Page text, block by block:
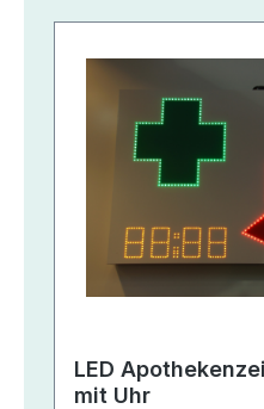
LED
mit Uhr